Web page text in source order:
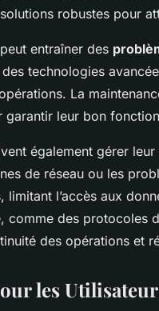
robustes pour
entraîner des
technologies
La
garantir leur bon
également gérer leur
de réseau ou les
l’accès aux
comme des protocoles
des opérations et
les